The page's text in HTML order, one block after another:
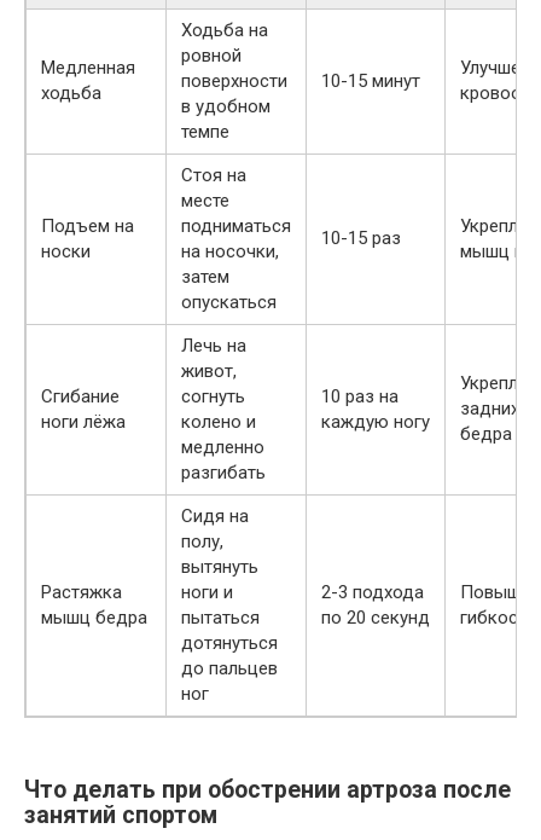
Медленная
ходьба
Ходьба на
ровной
поверхности
в удобном
темпе
10-15 минут
Подъем на
носки
Стоя на
месте
подниматься
на носочки,
затем
опускаться
10-15 раз
мышц
Сгибание
ноги лёжа
Лечь на
живот,
согнуть
колено и
медленно
разгибать
10 раз на
каждую ногу
задних
бедра
Растяжка
мышц бедра
Сидя на
полу,
вытянуть
ноги и
пытаться
дотянуться
до пальцев
ног
2-3 подхода
по 20 секунд
гибкости
Что делать при обострении артроза после
занятий спортом